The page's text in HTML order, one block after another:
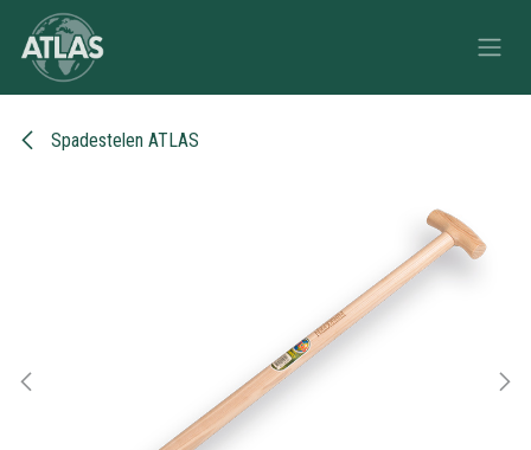
Overslaan naar inhoud
Spadestelen ATLAS